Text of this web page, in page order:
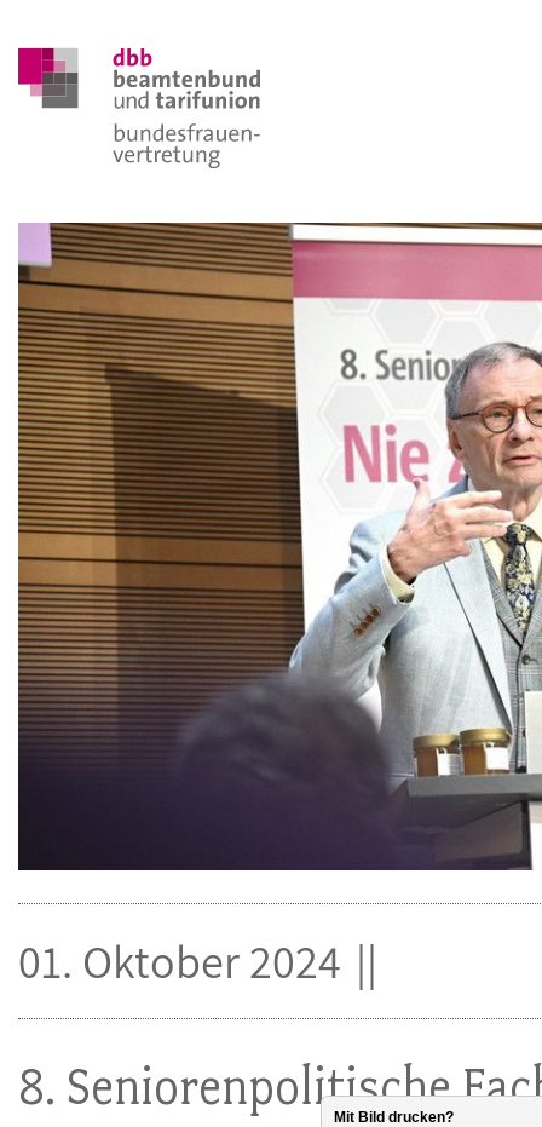
8. Seniorenpolitische
01. Oktober 2024
Mit Bild drucken?